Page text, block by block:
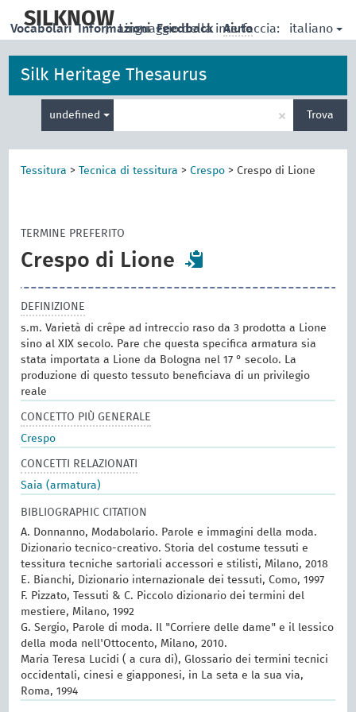
main
SILKNOW
| Linguaggio della interfaccia: italiano
Vocabolari Informazioni Feedback Aiuto
Silk Heritage Thesaurus
undefined
per
la
× Trova
Tessitura > Tecnica di tessitura >Crespo > Crespo di Lione
TERMINE PREFERITO
Crespo di Lione
DEFINIZIONE
s.m. Varietà di crêpe ad intreccio raso da 3 prodotta a Lione
sino al XIX secolo. Pare che questa specifica armatura sia
stata importata a Lione da Bologna nel 17 ° secolo. La
produzione di questo tessuto beneficiava di un privilegio
reale
CONCETTO PIÙ GENERALE
Crespo
CONCETTI RELAZIONATI
Saia (armatura)
BIBLIOGRAPHIC CITATION
A. Donnanno, Modabolario. Parole e immagini della moda.
Dizionario tecnico-creativo. Storia del costume tessuti e
tessitura tecniche sartoriali accessori e stilisti, Milano, 2018
E. Bianchi, Dizionario internazionale dei tessuti, Como, 1997
F. Pizzato, Tessuti & C. Piccolo dizionario dei termini del
mestiere, Milano, 1992
G. Sergio, Parole di moda. Il "Corriere delle dame" e il lessico
della moda nell'Ottocento, Milano, 2010.
Maria Teresa Lucidi ( a cura di), Glossario dei termini tecnici
occidentali, cinesi e giapponesi, in La seta e la sua via,
Roma, 1994